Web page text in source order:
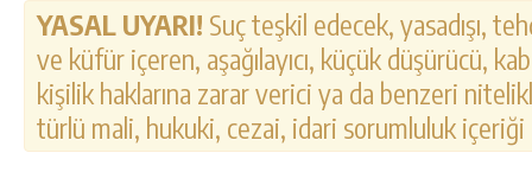
YASAL UYARI! Suç teşkil edecek, yasadışı,
ve küfür içeren, aşağılayıcı, küçük düşürücü,
kişilik haklarına zarar verici ya da benzeri
türlü mali, hukuki, cezai, idari sorumluluk